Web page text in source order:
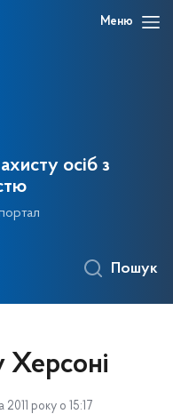
Меню
осіб з
Пошук
Херсоні
року о 15:17